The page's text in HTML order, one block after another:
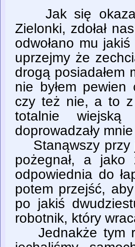
Jak się
Zielonki, zdołał
odwołano mu
uprzejmy że
drogą posiadałem
nie byłem
czy też nie, a to z
totalnie
doprowadzały
Stanąwszy przy
pożegnał, a jako
odpowiednia do
potem przejść,
po jakiś
robotnik, który
Jednakże tym